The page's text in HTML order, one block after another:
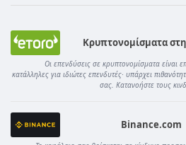
Κρυπτονομίσματα
Οι επενδύσεις σε κρυπτονομίσματα είναι
κατάλληλες για ιδιώτες επενδυτές· υπάρχει
σας. Κατανοήστε τους
Binance.com